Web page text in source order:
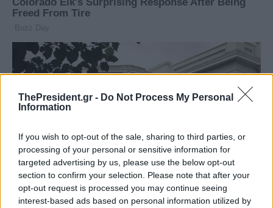
ThePresident.gr - Do Not Process My Personal
Information
If you wish to opt-out of the sale, sharing to third parties, or
processing of your personal or sensitive information for
targeted advertising by us, please use the below opt-out
section to confirm your selection. Please note that after your
opt-out request is processed you may continue seeing
interest-based ads based on personal information utilized by